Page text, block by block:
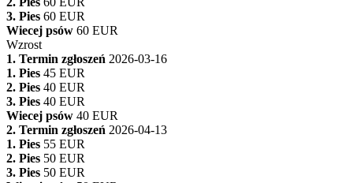
3. Pies 60 EUR
Wiecej psów 60 EUR
Wzrost
1. Termin zgłoszeń 2026-03-16
1. Pies 45 EUR
2. Pies 40 EUR
3. Pies 40 EUR
Wiecej psów 40 EUR
2. Termin zgłoszeń 2026-04-13
1. Pies 55 EUR
2. Pies 50 EUR
3. Pies 50 EUR